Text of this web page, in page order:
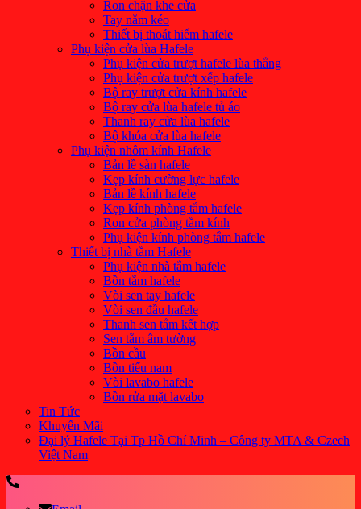
Ron chặn khe cửa
Tay nắm kéo
Thiết bị thoát hiểm hafele
Phụ kiện cửa lùa Hafele
Phụ kiện cửa trượt hafele lùa thẳng
Phụ kiện cửa trượt xếp hafele
Bộ ray trượt cửa kính hafele
Bộ ray cửa lùa hafele tủ áo
Thanh ray cửa lùa hafele
Bộ khóa cửa lùa hafele
Phụ kiện nhôm kính Hafele
Bản lề sàn hafele
Kẹp kính cường lực hafele
Bản lề kính hafele
Kẹp kính phòng tắm hafele
Ron cửa phòng tắm kính
Phụ kiện kính phòng tắm hafele
Thiết bị nhà tắm Hafele
Phụ kiện nhà tắm hafele
Bồn tắm hafele
Vòi sen tay hafele
Vòi sen đầu hafele
Thanh sen tắm kết hợp
Sen tắm âm tường
Bồn cầu
Bồn tiểu nam
Vòi lavabo hafele
Bồn rửa mặt lavabo
Tin Tức
Khuyến Mãi
Đại lý Hafele Tại Tp Hồ Chí Minh – Công ty MTA & Czech
Việt Nam